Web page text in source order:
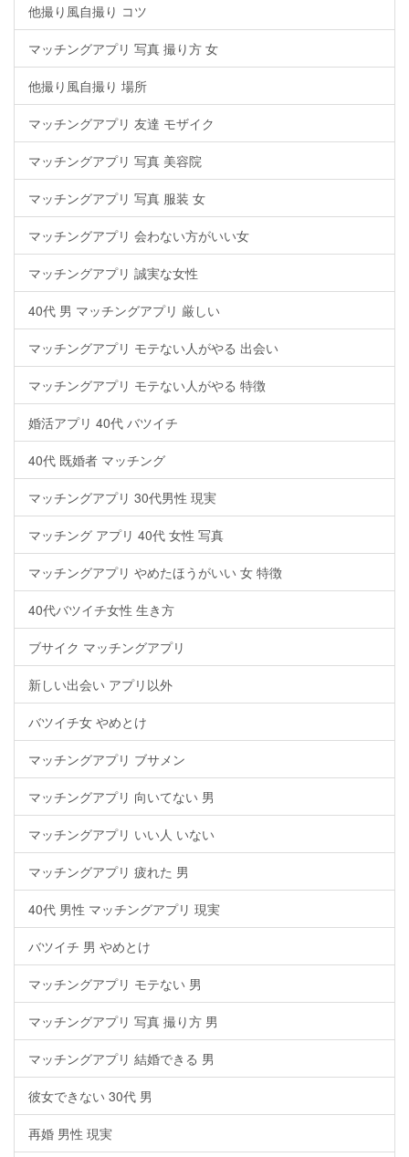
他撮り風自撮り コツ
マッチングアプリ 写真 撮り方 女
他撮り風自撮り 場所
マッチングアプリ 友達 モザイク
マッチングアプリ 写真 美容院
マッチングアプリ 写真 服装 女
マッチングアプリ 会わない方がいい女
マッチングアプリ 誠実な女性
40代 男 マッチングアプリ 厳しい
マッチングアプリ モテない人がやる 出会い
マッチングアプリ モテない人がやる 特徴
婚活アプリ 40代 バツイチ
40代 既婚者 マッチング
マッチングアプリ 30代男性 現実
マッチング アプリ 40代 女性 写真
マッチングアプリ やめたほうがいい 女 特徴
40代バツイチ女性 生き方
ブサイク マッチングアプリ
新しい出会い アプリ以外
バツイチ女 やめとけ
マッチングアプリ ブサメン
マッチングアプリ 向いてない 男
マッチングアプリ いい人 いない
マッチングアプリ 疲れた 男
40代 男性 マッチングアプリ 現実
バツイチ 男 やめとけ
マッチングアプリ モテない 男
マッチングアプリ 写真 撮り方 男
マッチングアプリ 結婚できる 男
彼女できない 30代 男
再婚 男性 現実